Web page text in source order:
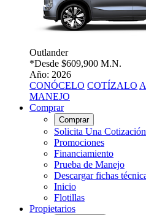
Outlander
*Desde $609,900 M.N.
Año: 2026
CONÓCELO COTÍZALO
MANEJO
Comprar
Comprar
Solicita Una Cotización
Promociones
Financiamiento
Prueba de Manejo
Descargar fichas
Inicio
Flotillas
Propietarios